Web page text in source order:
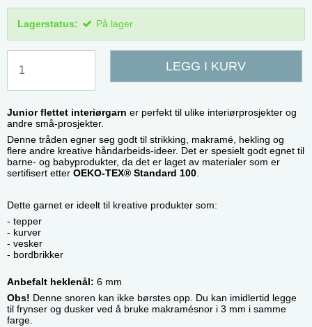
Lagerstatus: På lager
LEGG I KURV
Junior flettet interiørgarn er perfekt til ulike interiørprosjekter og
andre små-prosjekter.
Denne tråden egner seg godt til strikking, makramé, hekling og
flere andre kreative håndarbeids-ideer. Det er spesielt godt egnet til
barne- og babyprodukter, da det er laget av materialer som er
sertifisert etter OEKO-TEX® Standard 100
Dette garnet er ideelt til kreative produkter som:
- tepper
- kurver
- vesker
- bordbrikker
Anbefalt heklenål: 6 mm
Obs! Denne snoren kan ikke børstes opp. Du kan imidlertid legge
til frynser og dusker ved å bruke makramésnor i 3 mm i samme
farge.